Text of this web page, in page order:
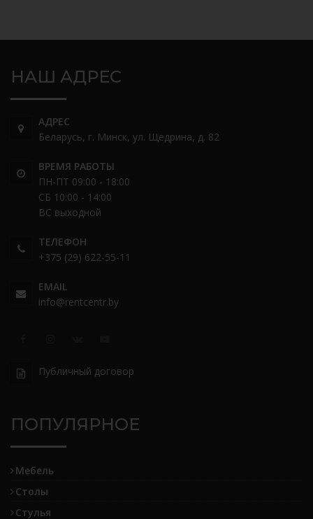
НАШ АДРЕС
АДРЕС
Беларусь, г. Минск, ул. Щедрина, д. 82
ВРЕМЯ РАБОТЫ
ПН-ПТ 09:00 - 18:00
СБ 10:00 - 14:00
ВС выходной
ТЕЛЕФОН
+375 (29) 622-55-11
EMAIL
info@rentcentr.by
Публичный договор
ПОПУЛЯРНОЕ
Мебель
Столы
Стулья